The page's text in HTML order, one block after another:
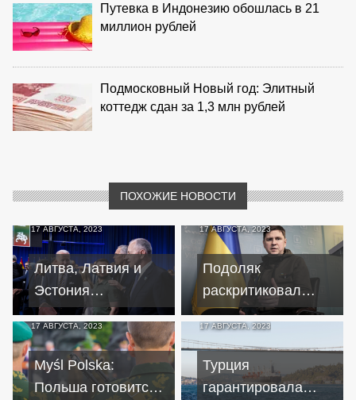
Путевка в Индонезию обошлась в 21
миллион рублей
Подмосковный Новый год: Элитный
коттедж сдан за 1,3 млн рублей
ПОХОЖИЕ НОВОСТИ
17 АВГУСТА, 2023
Литва, Латвия и
Эстония
присоединились к
декларации G7 по
Украине
17 АВГУСТА, 2023
Подоляк
раскритиковал
Саркози после его
слов о Крыме и
новых регионах
17 АВГУСТА, 2023
Myśl Polska:
Польша готовится к
17 АВГУСТА, 2023
Турция
гарантировала